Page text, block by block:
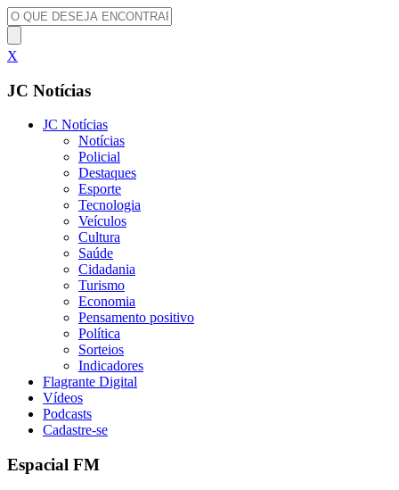
X
JC Notícias
JC Notícias
Notícias
Policial
Destaques
Esporte
Tecnologia
Veículos
Cultura
Saúde
Cidadania
Turismo
Economia
Pensamento positivo
Política
Sorteios
Indicadores
Flagrante Digital
Vídeos
Podcasts
Cadastre-se
Espacial FM